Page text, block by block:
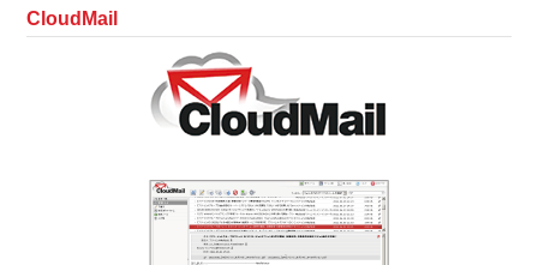
CloudMail